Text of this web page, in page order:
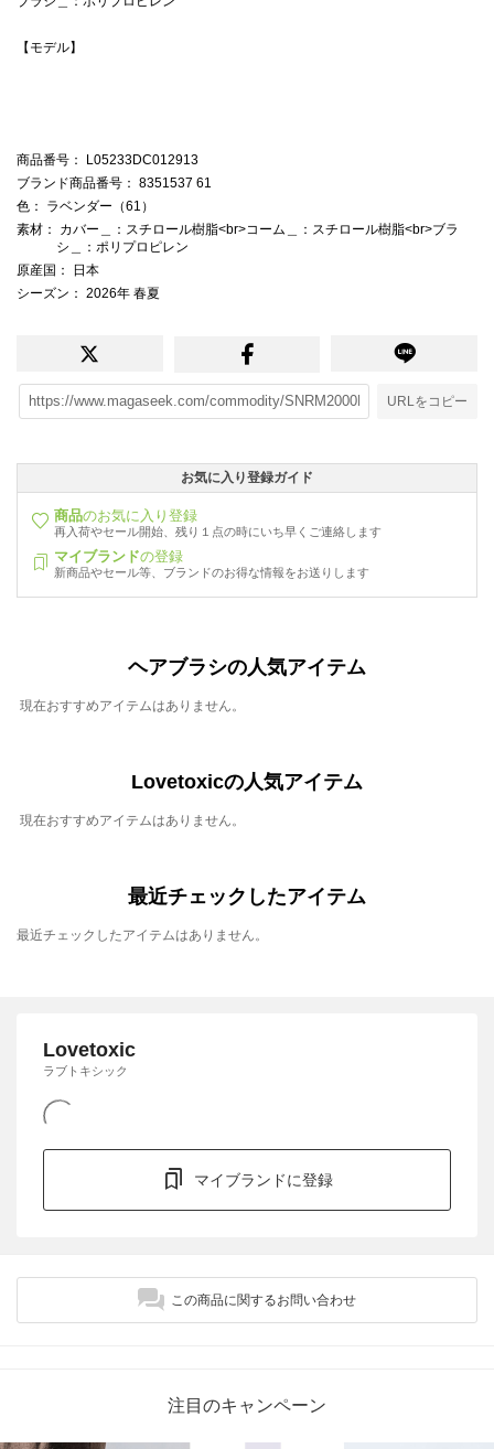
【モデル】
商品番号 ： L05233DC012913
ブランド商品番号 ： 8351537 61
色 ： ラベンダー（61）
素材 ： カバー＿：スチロール樹脂<br>コーム＿：スチロール樹脂<br>ブラ
シ＿：ポリプロピレン
原産国 ： 日本
シーズン ： 2026年 春夏
URLをコピー
お気に入り登録ガイド
商品のお気に入り登録
再入荷やセール開始、残り１点の時にいち早くご連絡します
マイブランドの登録
新商品やセール等、ブランドのお得な情報をお送りします
ヘアブラシの人気アイテム
現在おすすめアイテムはありません。
Lovetoxicの人気アイテム
現在おすすめアイテムはありません。
最近チェックしたアイテム
最近チェックしたアイテムはありません。
Lovetoxic
ラブトキシック
マイブランドに登録
この商品に関するお問い合わせ
注目のキャンペーン